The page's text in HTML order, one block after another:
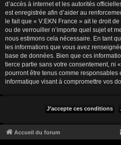
d’accès à internet et les autorités
est enregistrée afin d’aider au
le fait que « V:EKN France » ait le droit
ou de verrouiller n’importe quel sujet et
nous estimons cela nécessaire. En tant
les informations que vous avez
base de données. Bien que ces
tierce partie sans votre consentement, ni
pourront être tenus comme responsables
informatique visant à compromettre vos
Accueil du forum